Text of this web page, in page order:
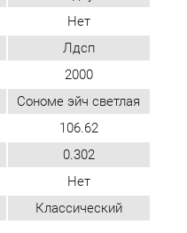
106.62
0.302
Нет
Классический
своим мнением.